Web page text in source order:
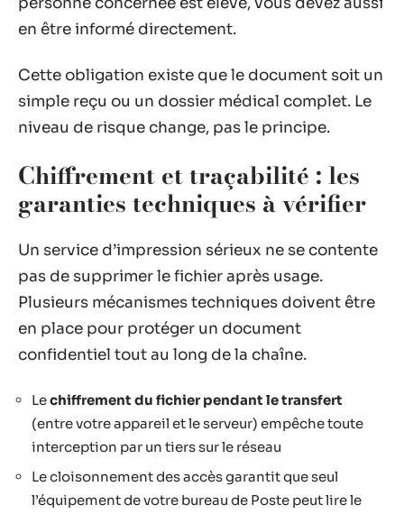
en être informé directement.
Cette obligation existe que le document soit un
simple reçu ou un dossier médical complet. Le
niveau de risque change, pas le principe.
Chiffrement et traçabilité : les
garanties techniques à vérifier
Un service d’impression sérieux ne se contente
pas de supprimer le fichier après usage.
Plusieurs mécanismes techniques doivent être
en place pour protéger un document
confidentiel tout au long de la chaîne.
Lechiffrement du fichier pendant le transfert
(entre votre appareil et le serveur) empêche toute
interception par un tiers sur le réseau
Le cloisonnement des accès garantit que seul
l’équipement de votre bureau de Poste peut lire le